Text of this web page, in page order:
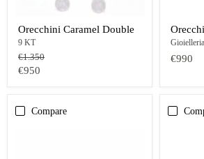
Orecchini Caramel Double
9 KT
Prezzo
originale
€1.350
Prezzo
€950
€990
Compare